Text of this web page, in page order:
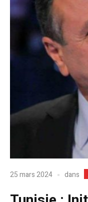
25 mars 2024 dans